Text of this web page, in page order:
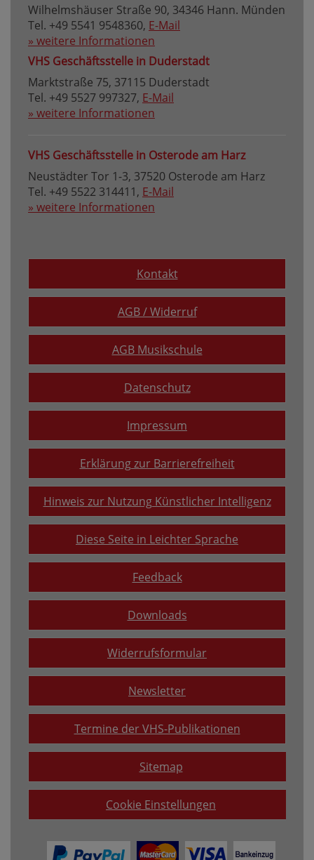
Wilhelmshäuser Straße 90, 34346 Hann. Münden
Tel. +49 5541 9548360, E-Mail
» weitere Informationen
VHS Geschäftsstelle in Duderstadt
Marktstraße 75, 37115 Duderstadt
Tel. +49 5527 997327, E-Mail
» weitere Informationen
VHS Geschäftsstelle in Osterode am Harz
Neustädter Tor 1-3, 37520 Osterode am Harz
Tel. +49 5522 314411, E-Mail
» weitere Informationen
Kontakt
AGB / Widerruf
AGB Musikschule
Datenschutz
Impressum
Erklärung zur Barrierefreiheit
Hinweis zur Nutzung Künstlicher Intelligenz
Diese Seite in Leichter Sprache
Feedback
Downloads
Widerrufsformular
Newsletter
Termine der VHS-Publikationen
Sitemap
Cookie Einstellungen